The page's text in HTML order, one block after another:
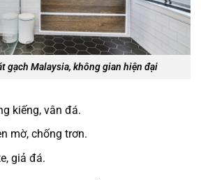
gạch Malaysia, không gian hiện đại
kiếng, vân đá.
mờ, chống trơn.
giả đá.